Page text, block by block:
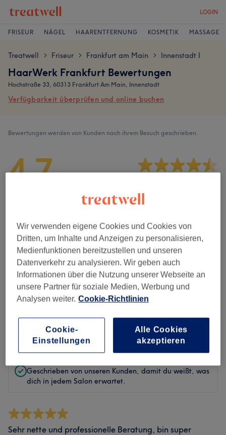
LOGIN
FRISEUR NÄGEL HAARENTFERNUNG KOSMETIK MASSAGE
Treatwell > Friseur > Frankfurt am Main > Innenstadt I
HaarWerk Frankfurt Bewertungen
Hochstraße 33, 60313 Frankfurt Am Main, Innenstadt
Verfügbarkeit überprüfen und online buchen
Bewertungen werden von Kunden nach ihrem Besuch geschrieben.
4,7
Sauberkeit
Service
Bewertungen filtern
Bewertung Nach Sternen filtern
Geschrieben von unseren Kunden, damit du weißt, was
dich in jedem Salon erwartet.
Sehr nette und professionelle Beratung, bin super
Wir verwenden eigene Cookies und Cookies von
Dritten, um Inhalte und Anzeigen zu personalisieren,
Medienfunktionen bereitzustellen und unseren
Datenverkehr zu analysieren. Wir geben auch
Informationen über die Nutzung unserer Webseite an
unsere Partner für soziale Medien, Werbung und
Analysen weiter. Cookie-Richtlinien
Cookie-
Einstellungen
Alle Cookies
akzeptieren